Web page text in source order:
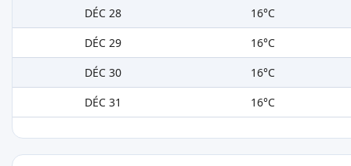
DÉC 28
16°C
DÉC 29
16°C
DÉC 30
16°C
DÉC 31
16°C